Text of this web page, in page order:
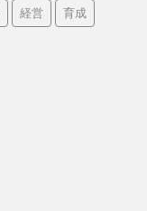
経営 育成